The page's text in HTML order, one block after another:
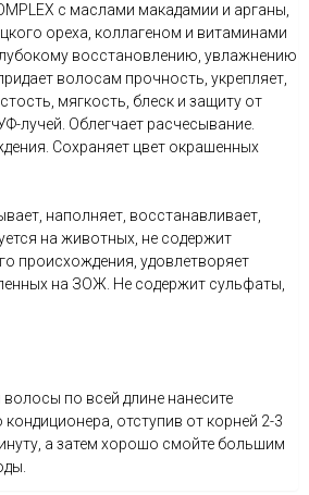
с маслами макадамии и арганы,
ореха, коллагеном и витаминами
восстановлению, увлажнению
волосам прочность, укрепляет,
мягкость, блеск и защиту от
лучей. Облегчает расчесывание.
Сохраняет цвет окрашенных
наполняет, восстанавливает,
на животных, не содержит
происхождения, удовлетворяет
на ЗОЖ. Не содержит сульфаты,
по всей длине нанесите
отступив от корней 2-3
а затем хорошо смойте большим